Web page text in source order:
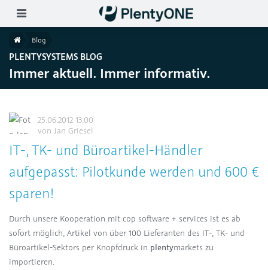
wählen (DE)
HomeBlog
PLENTYSYSTEMS BLOG
Immer aktuell. Immer informativ.
25.06.2012 13:00
von Jan Griesel
IT-, TK- und Büroartikel-Händler
aufgepasst: Pilotkunde werden und 600 €
sparen!
Durch unsere Kooperation mit cop software + services ist es ab
sofort möglich, Artikel von über 100 Lieferanten des IT-, TK- und
Büroartikel-Sektors per Knopfdruck in plentymarkets zu
importieren.